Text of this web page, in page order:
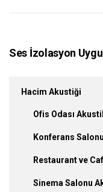
Ses İzolasyon
Hacim Akustiği
Ofis Odası
Konferans
Restaurant ve
Sinema Salonu